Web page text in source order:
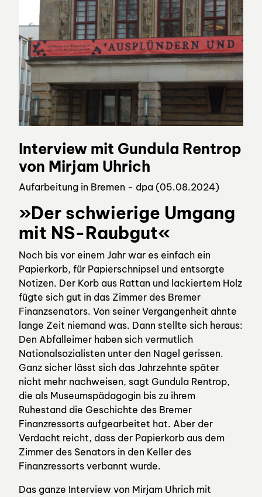
Interview mit Gundula Rentrop
von Mirjam Uhrich
Aufarbeitung in Bremen - dpa (05.08.2024)
»Der schwierige Umgang
mit NS-Raubgut«
Noch bis vor einem Jahr war es einfach ein
Papierkorb, für Papierschnipsel und entsorgte
Notizen. Der Korb aus Rattan und lackiertem Holz
fügte sich gut in das Zimmer des Bremer
Finanzsenators. Von seiner Vergangenheit ahnte
lange Zeit niemand was. Dann stellte sich heraus:
Den Abfalleimer haben sich vermutlich
Nationalsozialisten unter den Nagel gerissen.
Ganz sicher lässt sich das Jahrzehnte später
nicht mehr nachweisen, sagt Gundula Rentrop,
die als Museumspädagogin bis zu ihrem
Ruhestand die Geschichte des Bremer
Finanzressorts aufgearbeitet hat. Aber der
Verdacht reicht, dass der Papierkorb aus dem
Zimmer des Senators in den Keller des
Finanzressorts verbannt wurde.
Das ganze Interview von Mirjam Uhrich mit